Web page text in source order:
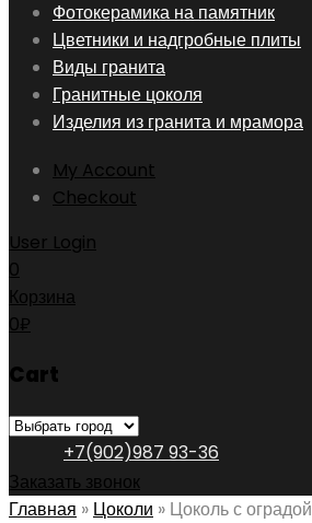
Фотокерамика на памятник
Цветники и надгробные плиты
Виды гранита
Гранитные цоколя
Изделия из гранита и мрамора
My Account
Checkout
User Login
0
Корзина
0₽
Cart
+7(902)987 93-36
Заказать звонок
Главная » Цоколи » Цоколь с оградой